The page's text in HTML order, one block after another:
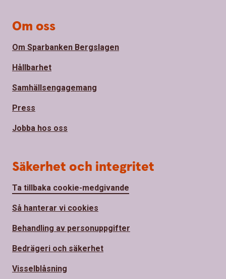
Om oss
Om Sparbanken Bergslagen
Hållbarhet
Samhällsengagemang
Press
Jobba hos oss
Säkerhet och integritet
Ta tillbaka cookie-medgivande
Så hanterar vi cookies
Behandling av personuppgifter
Bedrägeri och säkerhet
Visselblåsning